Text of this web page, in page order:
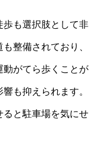
歩も選択肢として非
整備されており、
動がてら歩くことが
も抑えられます。
ると駐車場を気にせ